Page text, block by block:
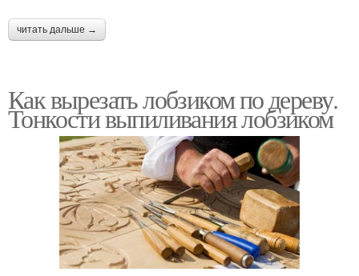
читать дальше →
Как вырезать лобзиком по дереву.
Тонкости выпиливания лобзиком